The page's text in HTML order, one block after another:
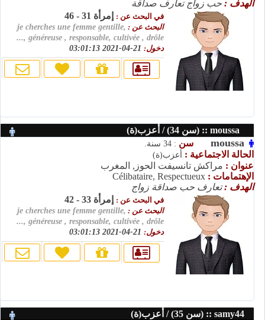
الهدف : حب زواج تعارف صداقة
في البحث عن : إمرأة 31 - 46
البحث عن : je cherches une femme gentille,
généreuse , responsable, cultivée , drôle ,...
دخول:
moussa سن : 34 سنة.
الحالة الاجتماعية : أعزب(ة)
عنوان : مراكش تانسيفت الحوز, المغرب
الإهتمامات : Célibataire, Respectueux
الهدف :تعارف حب صداقة زواج
في البحث عن : إمرأة 33 - 42
البحث عن : je cherches une femme gentille,
généreuse , responsable, cultivée , drôle ,...
دخول: